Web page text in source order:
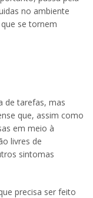
no ambiente
se tornem
de tarefas, mas
que, assim como
em meio à
livres de
sintomas
precisa ser feito